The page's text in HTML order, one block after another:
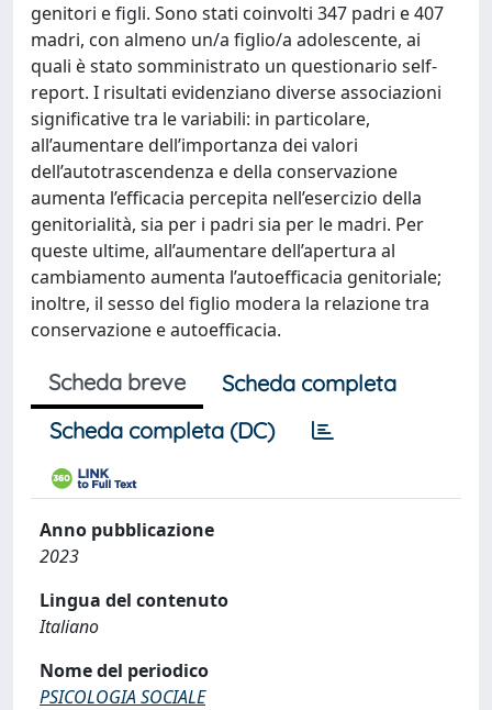
genitori e figli. Sono stati coinvolti 347 padri e 407
madri, con almeno un/a figlio/a adolescente, ai
quali è stato somministrato un questionario self-
report. I risultati evidenziano diverse associazioni
significative tra le variabili: in particolare,
all’aumentare dell’importanza dei valori
dell’autotrascendenza e della conservazione
aumenta l’efficacia percepita nell’esercizio della
genitorialità, sia per i padri sia per le madri. Per
queste ultime, all’aumentare dell’apertura al
cambiamento aumenta l’autoefficacia genitoriale;
inoltre, il sesso del figlio modera la relazione tra
conservazione e autoefficacia.
Scheda breve
Scheda completa
Scheda completa (DC)
Anno pubblicazione
2023
Lingua del contenuto
Italiano
Nome del periodico
PSICOLOGIA SOCIALE